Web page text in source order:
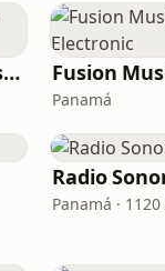
Grandes Misterios Radio
Panamá
Radio
Panamá · 1120